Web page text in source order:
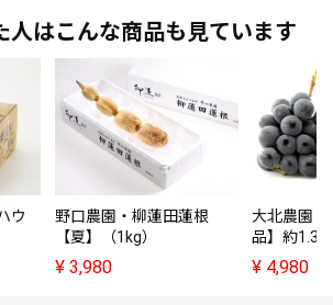
人はこんな商品も見ています
ウ
野口農園・柳蓮田蓮根
【夏】（1kg）
¥ 3,980
大北農園
品】約
¥ 4,980